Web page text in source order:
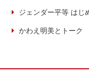
ジェンダー平等 はじ
かわえ明美とトーク